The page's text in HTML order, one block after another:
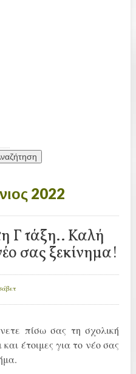
2022
Γ τάξη.. Καλή
σας ξεκίνημα!
πίσω σας τη σχολική
έτοιμες για το νέο σας